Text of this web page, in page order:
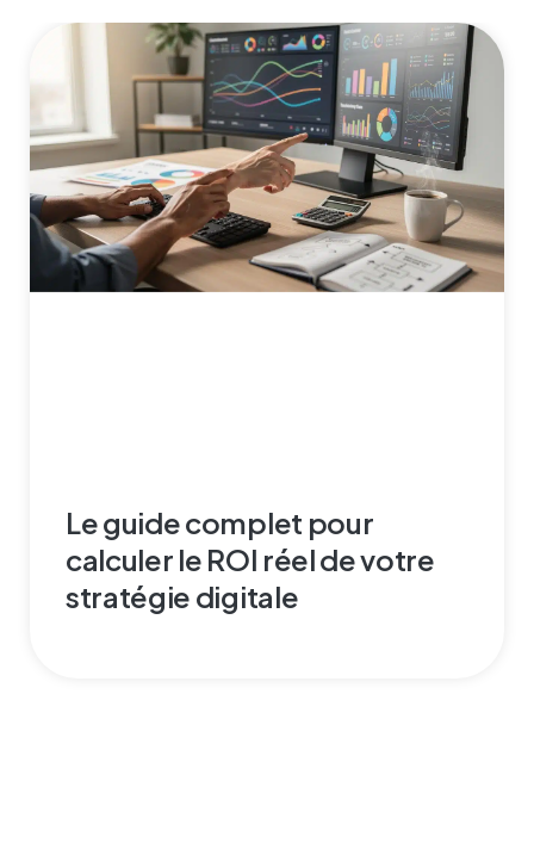
Le guide complet pour
calculer le ROI réel de votre
stratégie digitale